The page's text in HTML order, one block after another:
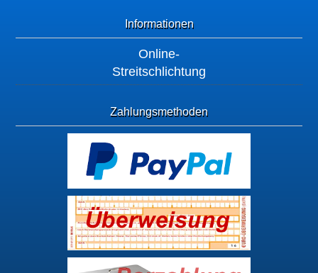
Informationen
Online-
Streitschlichtung
Zahlungsmethoden